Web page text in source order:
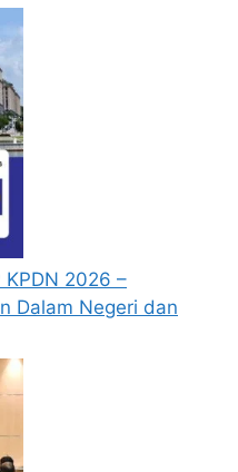
anda yang telah
yang tidak
jawapan selepas
ditutup hendaklah
mereka tidak
KPDN 2026 –
Dalam Negeri dan